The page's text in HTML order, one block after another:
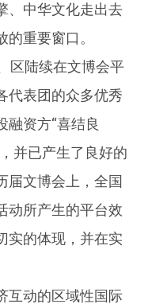
、中华文化走出去
重要窗口。
陆续在文博会平
代表团的众多优秀
融资方“喜结良
并已产生了良好的
届文博会上，全国
动所产生的平台效
实的体现，并在实
动的区域性国际